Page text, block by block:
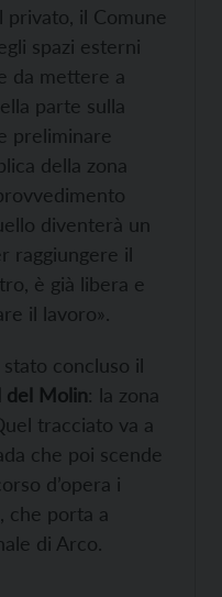
privato, il Comune
spazi esterni
da mettere a
parte sulla
preliminare
della zona
diventerà un
raggiungere il
è già libera e
il lavoro».
concluso il
del Molin: la zona
tracciato va a
che poi scende
d’opera i
che porta a
di Arco.